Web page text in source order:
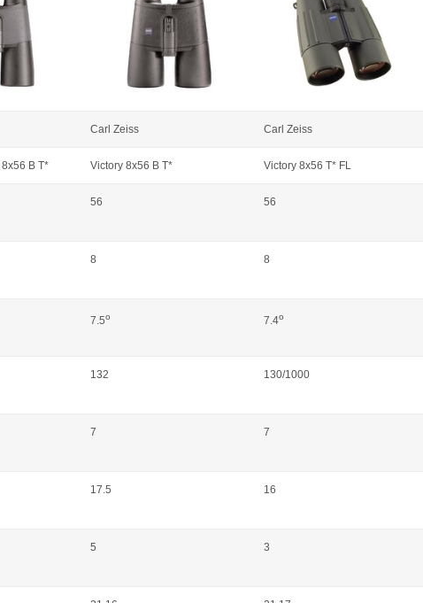
Carl Zeiss Carl Zeiss
B T* Victory 8x56 B T* Victory 8x56 T* FL
56 56
8 8
7.5o 7.4o
132 130/1000
7 7
17.5 16
5 3